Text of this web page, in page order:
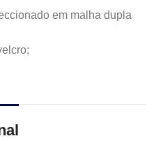
em malha dupla